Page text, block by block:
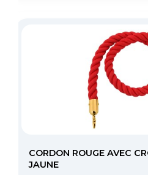
CORDON ROUGE AVEC
JAUNE